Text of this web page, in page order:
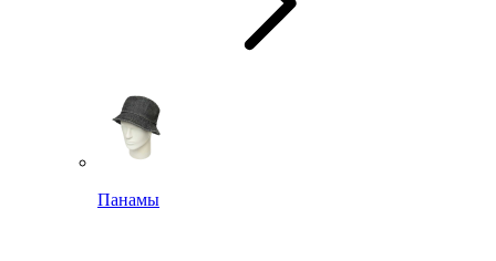
Панамы